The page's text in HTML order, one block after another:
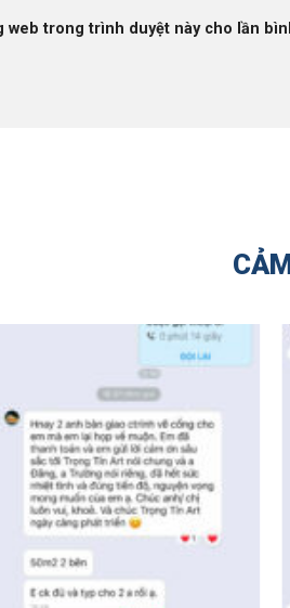
web trong trình duyệt này cho lần